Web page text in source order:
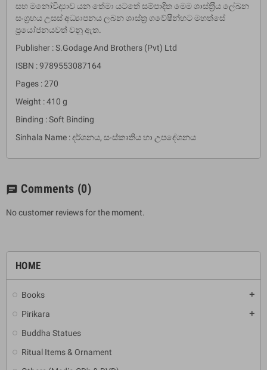
HOME
Books add
Pirikara add
Buddha Statues
Ritual Items & Ornament
සහ මනෝවිද්‍යාව යන තේමා යටතේ සම්පාදිත මෙම ශාස්ත‍්‍රීය ලේඛන
සංග‍්‍රහය උසස් අධ්‍යාපනය ලබන ශාස්ත‍්‍ර ගවේෂීන්හට මහත්සේ
ප‍්‍රයෝජනයවත් වනු ඇත.
Publisher : S.Godage And Brothers (Pvt) Ltd
ISBN : 9789553087164
Pages : 270
Weight : 410 g
Binding : Soft Binding
Sinhala Name : දර්ශනය, සංස්කෘතිය හා උපදේශනය
chat Comments (0)
No customer reviews for the moment.